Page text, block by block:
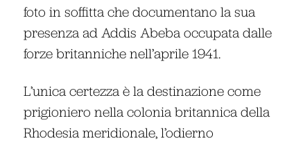
foto in soffitta che documentano la sua
presenza ad Addis Abeba occupata dalle
forze britanniche nell’aprile 1941.
L’unica certezza è la destinazione come
prigioniero nella colonia britannica della
Rhodesia meridionale, l’odierno